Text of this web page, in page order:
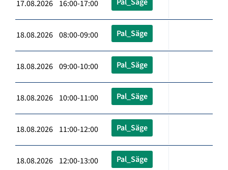
17.08.2026 16:00-17:00
18.08.2026 08:00-09:00 Pal_Säge
18.08.2026 09:00-10:00 Pal_Säge
18.08.2026 10:00-11:00 Pal_Säge
18.08.2026 11:00-12:00 Pal_Säge
18.08.2026 12:00-13:00 Pal_Säge